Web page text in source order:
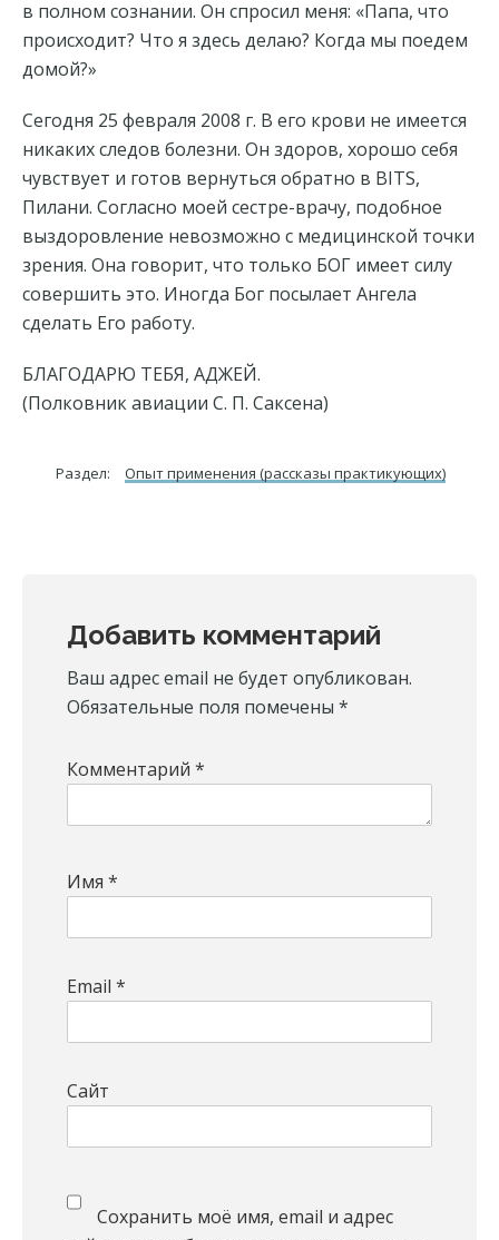
в полном сознании. Он спросил меня: «Папа, что
происходит? Что я здесь делаю? Когда мы поедем
домой?»
Сегодня 25 февраля 2008 г. В его крови не имеется
никаких следов болезни. Он здоров, хорошо себя
чувствует и готов вернуться обратно в BITS,
Пилани. Согласно моей сестре-врачу, подобное
выздоровление невозможно с медицинской точки
зрения. Она говорит, что только БОГ имеет силу
совершить это. Иногда Бог посылает Ангела
сделать Его работу.
БЛАГОДАРЮ ТЕБЯ, АДЖЕЙ.
(Полковник авиации С. П. Саксена)
Раздел: Опыт применения (рассказы практикующих)
Interactions
Добавить комментарий
Ваш адрес email не будет опубликован.
Обязательные поля помечены *
Комментарий *
Имя *
Email *
Сайт
Сохранить моё имя, email и адрес